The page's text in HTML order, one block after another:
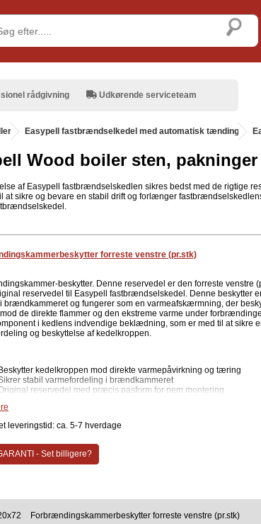
rådgivning Udkørende serviceteam
. Easypell fastbrændselkedel med automatisk tænding .
Wood boiler sten,
af Easypell fastbrændselskedlen sikres bedst med de rigtige
at sikre og bevare en stabil drift og forlænger
forreste venstre (pr.stk)
beskytter. Denne reservedel er den forreste venstre
reservedel til Easypell fastbrændselskedel. Denne beskytter
brændkammeret og fungerer som en varmeafskærmning, der
de direkte flammer og den ekstreme varme under
i kedlens indvendige beklædning, som er med til at sikre
og beskyttelse af kedelkroppen.
kedelkroppen mod direkte varmepåvirkning og tæring
stabil varmefordeling i brændkammeret
reservedel med præcis pasform for nem montering
materiale udviklet til vedvarende høj temperaturbelastning
specifikationer
220072
Forrest venstre
til: Easypell fastbrændselskedel
er intakte, så der opnås en ensartet beskyttelse af hele
leveringstid: ca. 5-7 hverdage
- Set billigere?
Forbrændingskammerbeskytter forreste venstre (pr.stk)